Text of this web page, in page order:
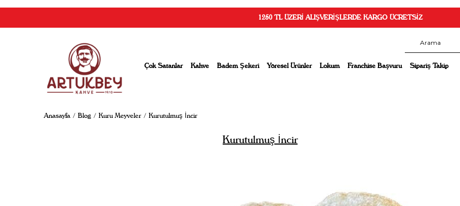
1250 TL ÜZERİ ALIŞVERİŞLERDE KARGO ÜCRETSİZ
Çok Satanlar Kahve Badem Şekeri Yöresel Ürünler Lokum Franchise Başvuru Sipariş Takip
Anasayfa Blog Kuru Meyveler Kurutulmuş İncir
Kurutulmuş İncir